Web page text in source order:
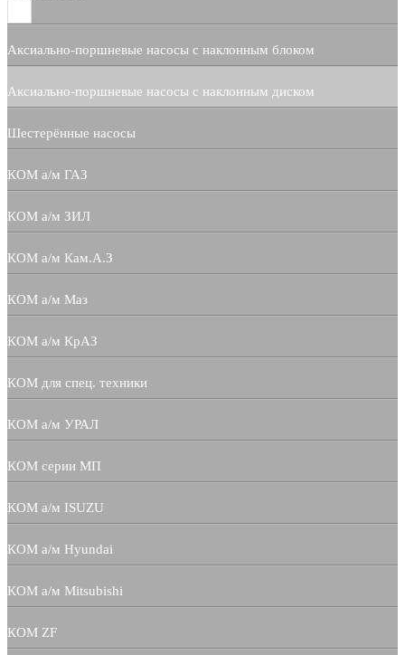
Аксиально-поршневые насосы с наклонным блоком
Аксиально-поршневые насосы с наклонным диском
Шестерённые насосы
КОМ а/м ГАЗ
КОМ а/м ЗИЛ
КОМ а/м Кам.А.З
КОМ а/м Маз
КОМ а/м КрАЗ
КОМ для спец. техники
КОМ а/м УРАЛ
КОМ серии МП
КОМ а/м ISUZU
КОМ а/м Hyundai
КОМ а/м Mitsubishi
КОМ ZF